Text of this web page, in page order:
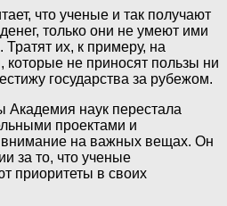
что ученые и так получают
только они не умеют ими
Тратят их, к примеру, на
не приносят пользы ни
государства за рубежом.
Академия наук перестала
проектами и
внимание на важных вещах. Он
за то, что ученые
приоритеты в своих